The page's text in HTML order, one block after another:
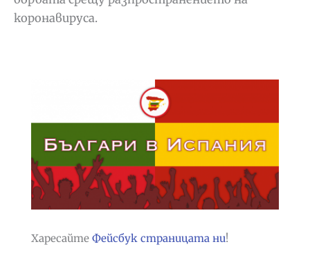
коронавируса.
Харесайте Фейсбук страницата ни!